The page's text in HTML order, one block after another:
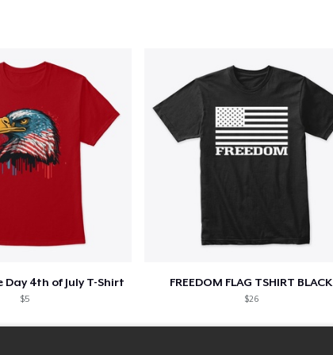
Day 4th of July T-Shirt
$5
FREEDOM FLAG TSHIRT BLACK
$26